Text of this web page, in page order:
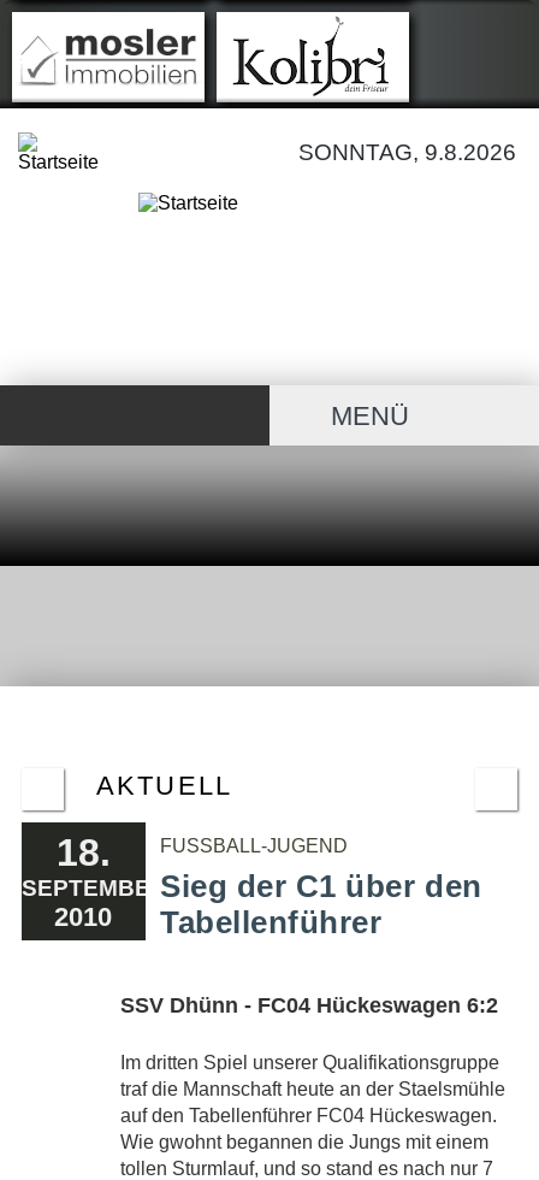
SONNTAG, 9.8.2026
MENÜ
AKTUELL
18.
SEPTEMBER
2010
FUSSBALL-JUGEND
Sieg der C1 über den
Tabellenführer
SSV Dhünn - FC04 Hückeswagen 6:2
Im dritten Spiel unserer Qualifikationsgruppe
traf die Mannschaft heute an der Staelsmühle
auf den Tabellenführer FC04 Hückeswagen.
Wie gwohnt begannen die Jungs mit einem
tollen Sturmlauf, und so stand es nach nur 7